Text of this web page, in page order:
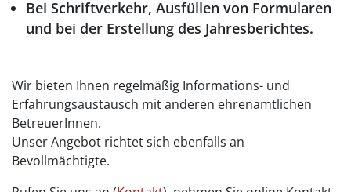
Bei Schriftverkehr, Ausfüllen von Formularen
und bei der Erstellung des Jahresberichtes.
Wir bieten Ihnen regelmäßig Informations- und
Erfahrungsaustausch mit anderen ehrenamtlichen
BetreuerInnen.
Unser Angebot richtet sich ebenfalls an
Bevollmächtigte.